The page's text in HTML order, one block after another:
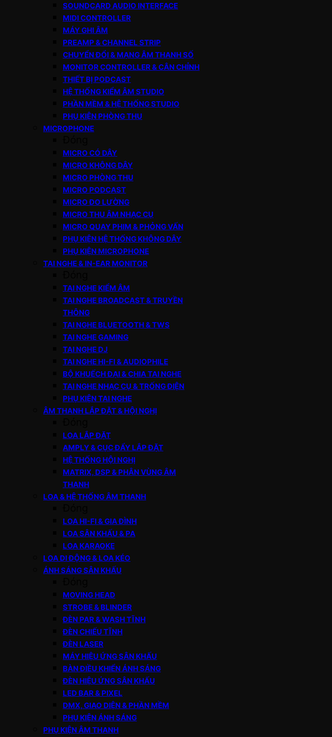
SOUNDCARD AUDIO INTERFACE
MIDI CONTROLLER
MÁY GHI ÂM
PREAMP & CHANNEL STRIP
CHUYỂN ĐỔI & MẠNG ÂM THANH SỐ
MONITOR CONTROLLER & CÂN CHỈNH
THIẾT BỊ PODCAST
HỆ THỐNG KIỂM ÂM STUDIO
PHẦN MỀM & HỆ THỐNG STUDIO
PHỤ KIỆN PHÒNG THU
MICROPHONE
MICRO CÓ DÂY
MICRO KHÔNG DÂY
MICRO PHÒNG THU
MICRO PODCAST
MICRO ĐO LƯỜNG
MICRO THU ÂM NHẠC CỤ
MICRO QUAY PHIM & PHỎNG VẤN
PHỤ KIỆN HỆ THỐNG KHÔNG DÂY
PHỤ KIỆN MICROPHONE
TAI NGHE & IN-EAR MONITOR
TAI NGHE KIỂM ÂM
TAI NGHE BROADCAST & TRUYỀN
THÔNG
TAI NGHE BLUETOOTH & TWS
TAI NGHE GAMING
TAI NGHE DJ
TAI NGHE HI-FI & AUDIOPHILE
BỘ KHUẾCH ĐẠI & CHIA TAI NGHE
TAI NGHE NHẠC CỤ & TRỐNG ĐIỆN
PHỤ KIỆN TAI NGHE
ÂM THANH LẮP ĐẶT & HỘI NGHỊ
LOA LẮP ĐẶT
AMPLY & CỤC ĐẨY LẮP ĐẶT
HỆ THỐNG HỘI NGHỊ
MATRIX, DSP & PHÂN VÙNG ÂM
THANH
LOA & HỆ THỐNG ÂM THANH
LOA HI-FI & GIA ĐÌNH
LOA SÂN KHẤU & PA
LOA KARAOKE
LOA DI ĐỘNG & LOA KÉO
ÁNH SÁNG SÂN KHẤU
MOVING HEAD
STROBE & BLINDER
ĐÈN PAR & WASH TĨNH
ĐÈN CHIẾU TĨNH
ĐÈN LASER
MÁY HIỆU ỨNG SÂN KHẤU
BÀN ĐIỀU KHIỂN ÁNH SÁNG
ĐÈN HIỆU ỨNG SÂN KHẤU
LED BAR & PIXEL
DMX, GIAO DIỆN & PHẦN MỀM
PHỤ KIỆN ÁNH SÁNG
PHỤ KIỆN ÂM THANH